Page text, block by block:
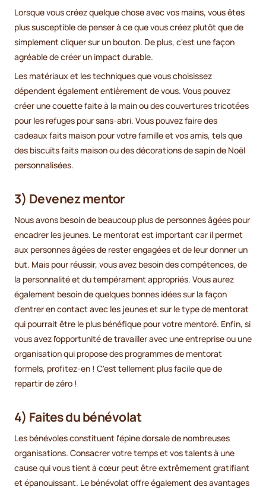
Lorsque vous créez quelque chose avec vos mains, vous êtes
plus susceptible de penser à ce que vous créez plutôt que de
simplement cliquer sur un bouton. De plus, c'est une façon
agréable de créer un impact durable.
Les matériaux et les techniques que vous choisissez
dépendent également entièrement de vous. Vous pouvez
créer une couette faite à la main ou des couvertures tricotées
pour les refuges pour sans-abri. Vous pouvez faire des
cadeaux faits maison pour votre famille et vos amis, tels que
des biscuits faits maison ou des décorations de sapin de Noël
personnalisées.
3) Devenez mentor
Nous avons besoin de beaucoup plus de personnes âgées pour
encadrer les jeunes. Le mentorat est important car il permet
aux personnes âgées de rester engagées et de leur donner un
but. Mais pour réussir, vous avez besoin des compétences, de
la personnalité et du tempérament appropriés. Vous aurez
également besoin de quelques bonnes idées sur la façon
d'entrer en contact avec les jeunes et sur le type de mentorat
qui pourrait être le plus bénéfique pour votre mentoré. Enfin, si
vous avez l'opportunité de travailler avec une entreprise ou une
organisation qui propose des programmes de mentorat
formels, profitez-en ! C'est tellement plus facile que de
repartir de zéro !
4) Faites du bénévolat
Les bénévoles constituent l'épine dorsale de nombreuses
organisations. Consacrer votre temps et vos talents à une
cause qui vous tient à cœur peut être extrêmement gratifiant
et épanouissant. Le bénévolat offre également des avantages